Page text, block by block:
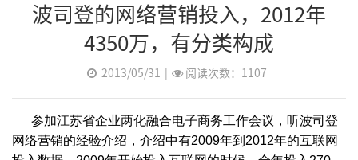
波司登的网络营销投入，2012年
4350万，有分类构成
2013/05/31 阅读次数：1107
参加江苏省企业两化融合电子商务工作会议，听波司登
网络营销的经验介绍，介绍中有2009年到2012年的互联网